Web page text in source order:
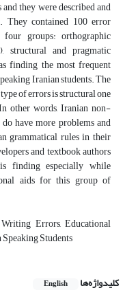
they were described and
They contained 100 error
groups: orthographic
structural and pragmatic
finding the most frequent
Iranian students. The
of errors is structural one
other words, Iranian non-
have more problems and
grammatical rules in their
and textbook authors
finding especially while
aids for this group of
Errors, Educational
Students
کلیدواژه‌ها English